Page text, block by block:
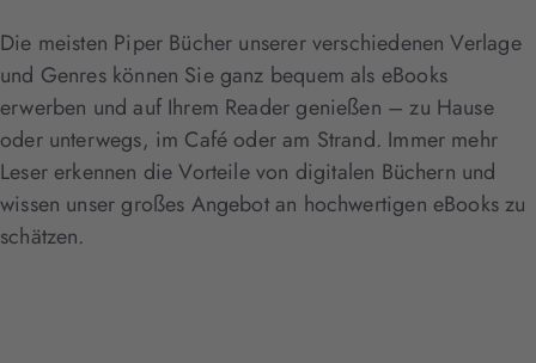
Die meisten Piper Bücher unserer verschiedenen Verlage
und Genres können Sie ganz bequem als eBooks
erwerben und auf Ihrem Reader genießen – zu Hause
oder unterwegs, im Café oder am Strand. Immer mehr
Leser erkennen die Vorteile von digitalen Büchern und
wissen unser großes Angebot an hochwertigen eBooks zu
schätzen.